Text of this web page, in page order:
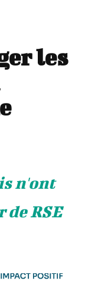
les
n'ont
RSE